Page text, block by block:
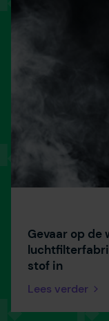
Gevaar op de
stof in
Lees verder